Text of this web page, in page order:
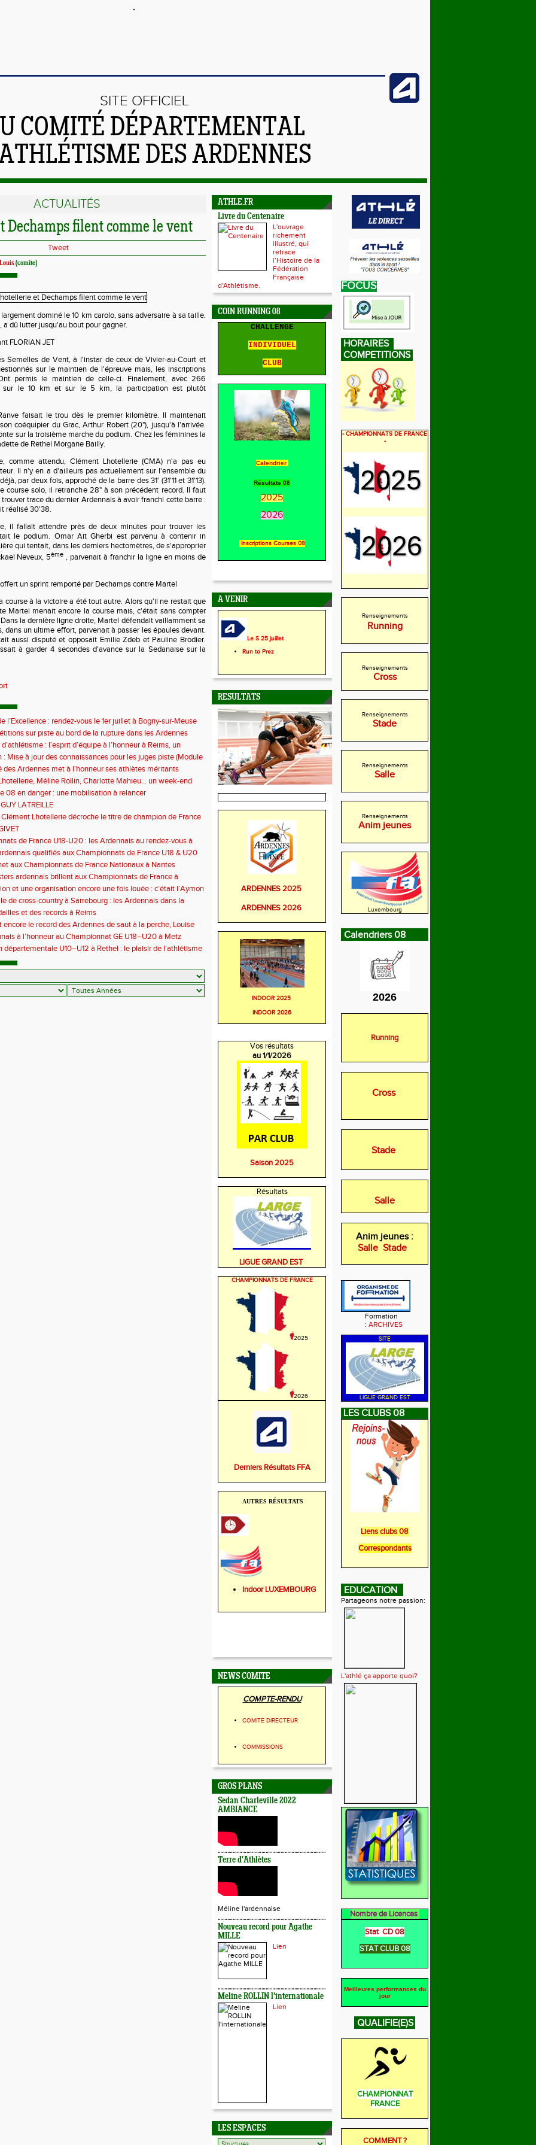
SITE OFFICIEL
COMITÉ DÉPARTEMENTAL
DES ARDENNES
ACTUALITÉS
Dechamps filent comme le vent
Tweet
(comite)
dominé le 10 km carolo, sans adversaire à sa taille.
a dû lutter jusqu'au bout pour gagner.
FLORIAN JET
Semelles de Vent, à l'instar de ceux de Vivier-au-Court et
sur le maintien de l'épreuve mais, les inscriptions
permis le maintien de celle-ci. Finalement, avec 266
sur le 10 km et sur le 5 km, la participation est plutôt
faisait le trou dès le premier kilomètre. Il maintenait
coéquipier du Grac, Arthur Robert (20"), jusqu'à l'arrivée.
sur la troisième marche du podium. Chez les féminines la
de Rethel Morgane Bailly.
comme attendu, Clément Lhotellerie (CMA) n'a pas eu
Il n'y en a d'ailleurs pas actuellement sur l'ensemble du
par deux fois, approché de la barre des 31' (31'11 et 31'13).
course solo, il retranche 28" à son précédent record. Il faut
trace du dernier Ardennais à avoir franchi cette barre :
réalisé 30'38.
il fallait attendre près de deux minutes pour trouver les
le podium. Omar Ait Gherbi est parvenu à contenir in
qui tentait, dans les derniers hectomètres, de s'approprier
Neveux, 5ème , parvenait à franchir la ligne en moins de
un sprint remporté par Dechamps contre Martel
course à la victoire a été tout autre. Alors qu'il ne restait que
Martel menait encore la course mais, c'était sans compter
la dernière ligne droite, Martel défendait vaillamment sa
dans un ultime effort, parvenait à passer les épaules devant.
aussi disputé et opposait Emilie Zdeb et Pauline Brodier.
à garder 4 secondes d'avance sur la Sedanaise sur la
l’Excellence : rendez-vous le 1er juillet à Bogny-sur-Meuse
sur piste au bord de la rupture dans les Ardennes
: l’esprit d’équipe à l’honneur à Reims, un
la sédentarité des jeunes
: Mise à jour des connaissances pour les juges piste (Module
des Ardennes met à l’honneur ses athlètes méritants
Méline Rollin, Charlotte Mahieu… un week-end
les coureurs ardennais
08 en danger : une mobilisation à relancer
LATREILLE
Lhotellerie décroche le titre de champion de France
country
de France U18-U20 : les Ardennais au rendez-vous à
qualifiés aux Championnats de France U18 & U20
aux Championnats de France Nationaux à Nantes
ardennais brillent aux Championnats de France à
et une organisation encore une fois louée : c’était l’Aymon
de cross-country à Sarrebourg : les Ardennais dans la
la fête !et des records à Reims
encore le record des Ardennes de saut à la perche, Louise
championnats de France
à l’honneur au Championnat GE U18–U20 à Metz
départementale U10–U12 à Rethel : le plaisir de l’athlétisme
ATHLE.FR
Livre du Centenaire
L'ouvrage
richement
illustré, qui
retrace
l’Histoire de la
Fédération
Française
d'Athlétisme.
COIN RUNNING 08
CHALLENGE
INDIVIDUEL
CLUB
Calendrier
Résultats 08
2025
2026
Inscriptions Courses 08
A VENIR
Le S 25 juillet
Run to Prez
RESULTATS
ARDENNES 2025
ARDENNES 2026
INDOOR 2025
INDOOR 2026
Vos résultats
au 1/1/2026
Saison 2025
Résultats
LIGUE GRAND EST
CHAMPIONNATS DE FRANCE
2025
2026
Derniers Résultats FFA
AUTRES RÉSULTATS
Indoor LUXEMBOURG
NEWS COMITE
COMPTE-RENDU
COMITE DIRECTEUR
COMMISSIONS
GROS PLANS
Sedan Charleville 2022
AMBIANCE
Terre d'Athlètes
Méline l'ardennaise
Nouveau record pour Agathe
MILLE
Lien
Meline ROLLIN l'internationale
Lien
LES ESPACES
FOCUS
HORAIRES
COMPETITIONS
- CHAMPIONNATS DE FRANCE
-
Renseignements
Running
Renseignements
Cross
Renseignements
Stade
Renseignements
Salle
Renseignements
Anim jeunes
Luxembourg
Calendriers 08
2026
Running
Cross
Stade
Salle
Anim jeunes :
Salle Stade
Formation
: ARCHIVES
SITE
LIGUE GRAND EST
LES CLUBS 08
Liens clubs 08
Correspondants
EDUCATION
Partageons notre passion:
L'athlé ça apporte quoi?
Nombre de Licences
Stat CD 08
STAT CLUB 08
Meilleures performances du
jour
QUALIFIE(E)S
CHAMPIONNAT
FRANCE
COMMENT ?